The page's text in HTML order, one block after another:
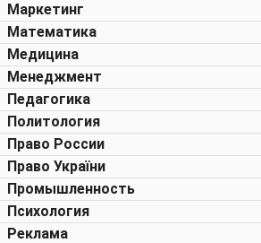
Маркетинг
Математика
Медицина
Менеджмент
Педагогика
Политология
Право России
Право України
Промышленность
Психология
Реклама